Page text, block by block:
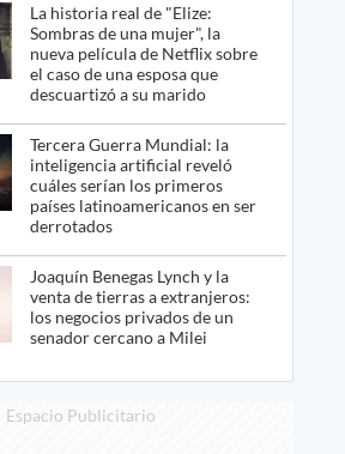
La historia real de "Elize:
Sombras de una mujer", la
nueva película de Netflix sobre
el caso de una esposa que
descuartizó a su marido
Tercera Guerra Mundial: la
inteligencia artificial reveló
cuáles serían los primeros
países latinoamericanos en ser
derrotados
Joaquín Benegas Lynch y la
venta de tierras a extranjeros:
los negocios privados de un
senador cercano a Milei
Espacio Publicitario